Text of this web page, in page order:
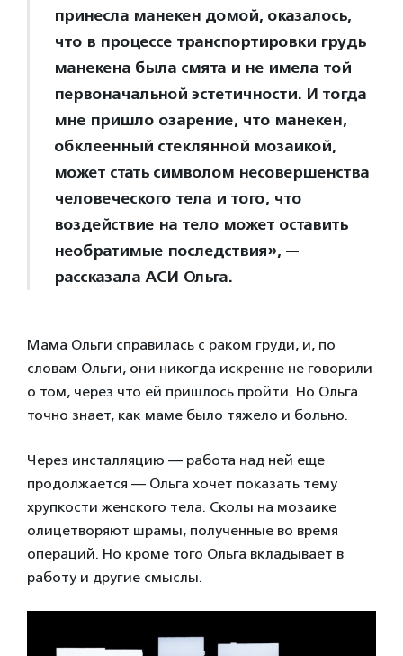
принесла манекен домой, оказалось,
что в процессе транспортировки грудь
манекена была смята и не имела той
первоначальной эстетичности. И тогда
мне пришло озарение, что манекен,
обклеенный стеклянной мозаикой,
может стать символом несовершенства
человеческого тела и того, что
воздействие на тело может оставить
необратимые последствия», —
рассказала АСИ Ольга.
Мама Ольги справилась с раком груди, и, по
словам Ольги, они никогда искренне не говорили
о том, через что ей пришлось пройти. Но Ольга
точно знает, как маме было тяжело и больно.
Через инсталляцию — работа над ней еще
продолжается — Ольга хочет показать тему
хрупкости женского тела. Сколы на мозаике
олицетворяют шрамы, полученные во время
операций. Но кроме того Ольга вкладывает в
работу и другие смыслы.